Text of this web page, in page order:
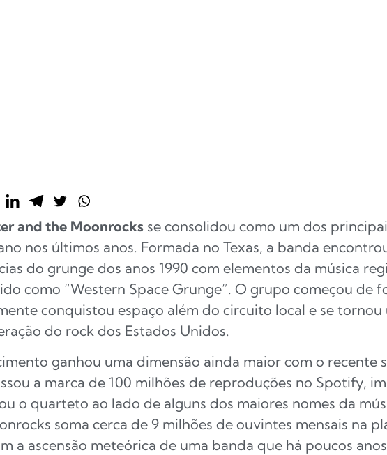
and the Moonrocks se consolidou como um dos
nos últimos anos. Formada no Texas, a banda
do grunge dos anos 1990 com elementos da música
como “Western Space Grunge”. O grupo começou de
conquistou espaço além do circuito local e se
do rock dos Estados Unidos.
ganhou uma dimensão ainda maior com o recente
a marca de 100 milhões de reproduções no Spotify,
o quarteto ao lado de alguns dos maiores nomes da
soma cerca de 9 milhões de ouvintes mensais na
a ascensão meteórica de uma banda que há poucos